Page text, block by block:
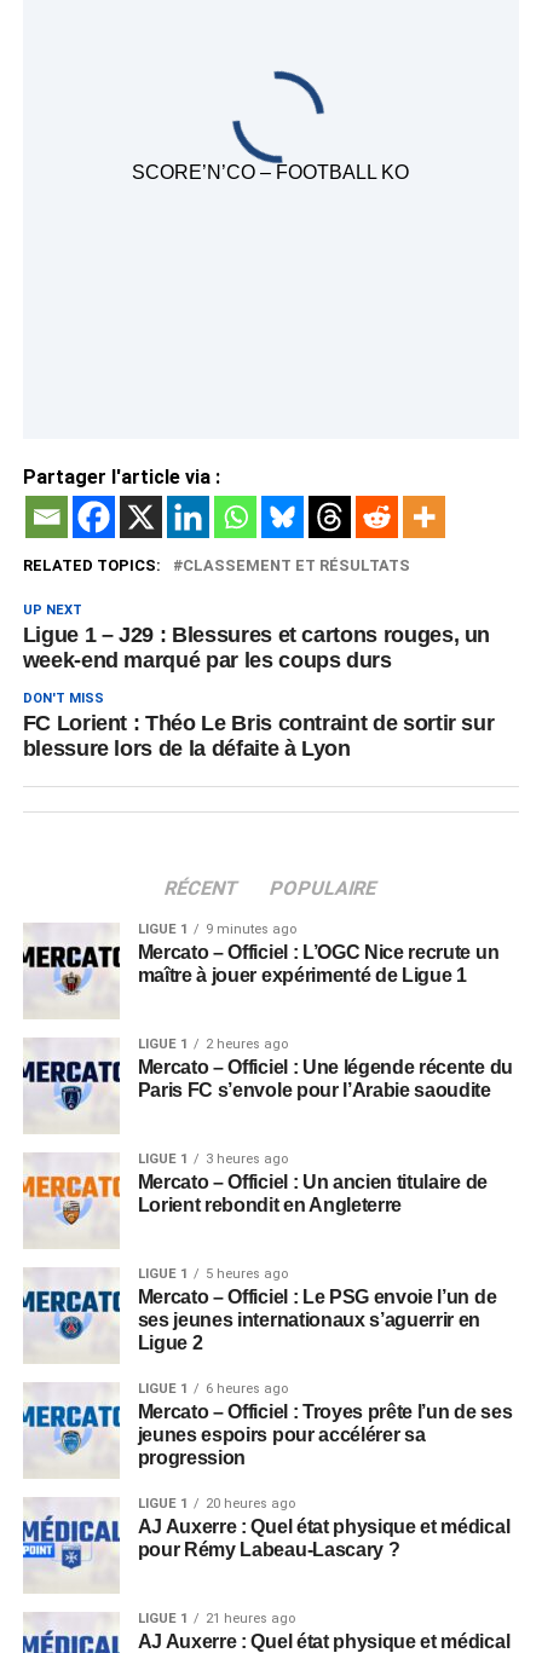
SCORE’N’CO – FOOTBALL KO
Partager l'article via :
RELATED TOPICS: CLASSEMENT ET RÉSULTATS
UP NEXT
Ligue 1 – J29 : Blessures et cartons rouges, un
week-end marqué par les coups durs
DON'T MISS
FC Lorient : Théo Le Bris contraint de sortir sur
blessure lors de la défaite à Lyon
RÉCENT POPULAIRE
LIGUE 1 9 minutes ago
Mercato – Officiel : L’OGC Nice recrute un
maître à jouer expérimenté de Ligue 1
LIGUE 1 2 heures ago
Mercato – Officiel : Une légende récente du
Paris FC s’envole pour l’Arabie saoudite
LIGUE 1 3 heures ago
Mercato – Officiel : Un ancien titulaire de
Lorient rebondit en Angleterre
LIGUE 1 5 heures ago
Mercato – Officiel : Le PSG envoie l’un de
ses jeunes internationaux s’aguerrir en
Ligue 2
LIGUE 1 6 heures ago
Mercato – Officiel : Troyes prête l’un de ses
jeunes espoirs pour accélérer sa
progression
LIGUE 1 20 heures ago
AJ Auxerre : Quel état physique et médical
pour Rémy Labeau-Lascary ?
LIGUE 1 21 heures ago
AJ Auxerre : Quel état physique et médical